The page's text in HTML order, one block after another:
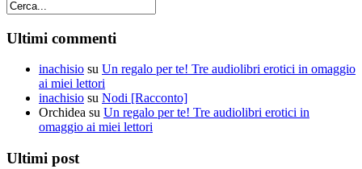
Ultimi commenti
inachisio su Un regalo per te! Tre audiolibri erotici in omaggio
ai miei lettori
inachisio su Nodi [Racconto]
Orchidea su Un regalo per te! Tre audiolibri erotici in
omaggio ai miei lettori
Ultimi post